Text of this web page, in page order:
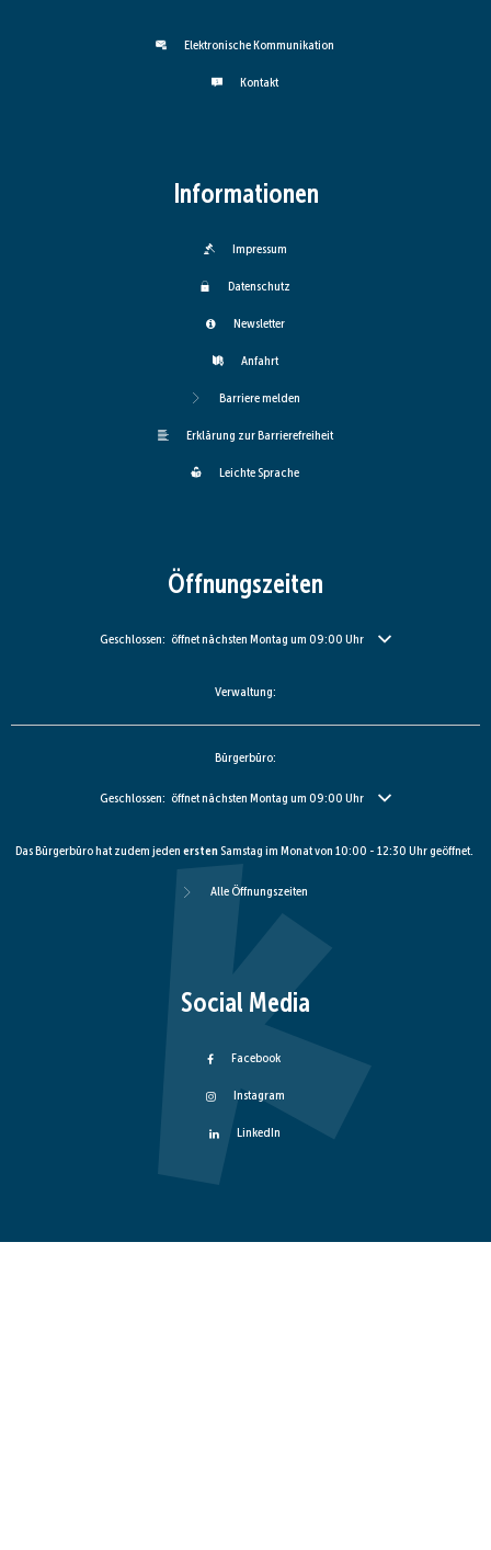
Elektronische Kommunikation
Kontakt
Informationen
Impressum
Datenschutz
Newsletter
Anfahrt
Barriere melden
Erklärung zur Barrierefreiheit
Leichte Sprache
Öffnungszeiten
Klicken, um weitere Öffnungs- oder Schließzeiten auszublenden
Geschlossen: öffnet nächsten Montag um 09:00 Uhr
Verwaltung:
Bürgerbüro:
Klicken, um weitere Öffnungs- oder Schließzeiten auszublenden
Geschlossen: öffnet nächsten Montag um 09:00 Uhr
Das Bürgerbüro hat zudem jeden erstenSamstag im Monat von 10:00 - 12:30 Uhr geöffnet.
Alle Öffnungszeiten
Social Media
Facebook
Instagram
LinkedIn